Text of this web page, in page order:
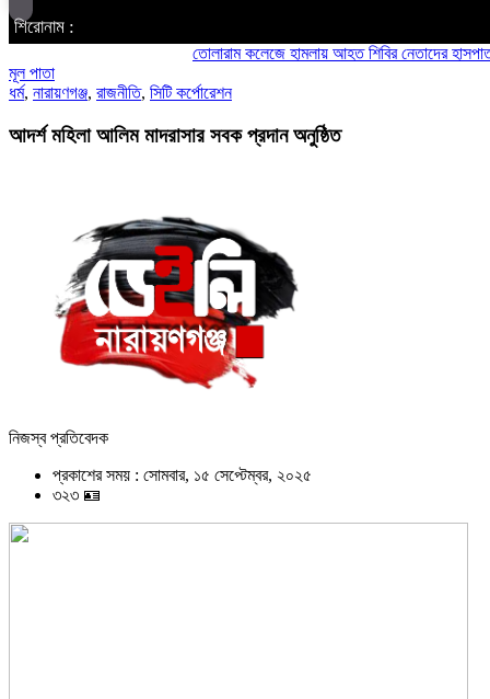
শিরোনাম :
তোলারাম কলেজে হামলায় আহত শিবির নেতাদের হাসপাতালে দেখতে
মূল পাতা
ধর্ম, নারায়ণগঞ্জ, রাজনীতি, সিটি কর্পোরেশন
আদর্শ মহিলা আলিম মাদরাসার সবক প্রদান অনুষ্ঠিত
নিজস্ব প্রতিবেদক
প্রকাশের সময় : সোমবার, ১৫ সেপ্টেম্বর, ২০২৫
৩২৩ 🪪